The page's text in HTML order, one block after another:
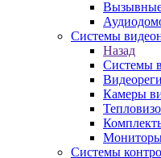
Системы
Назад
Системы
Камеры
Системы